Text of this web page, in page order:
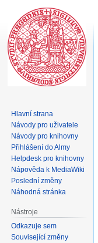
Hlavní strana
Návody pro uživatele
Návody pro knihovny
Přihlášení do Almy
Helpdesk pro knihovny
Nápověda k MediaWiki
Poslední změny
Náhodná stránka
Nástroje
Odkazuje sem
Související změny